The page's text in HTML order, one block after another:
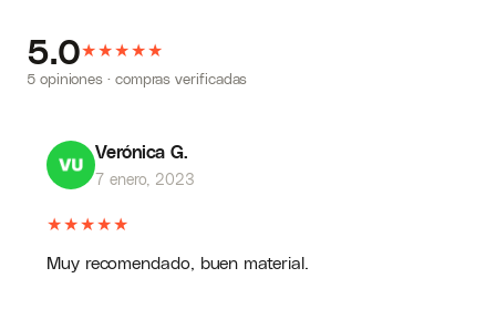
5.0★★★★★
5 opiniones · compras verificadas
Verónica G.
7 enero, 2023
★★★★★
Muy recomendado, buen material.